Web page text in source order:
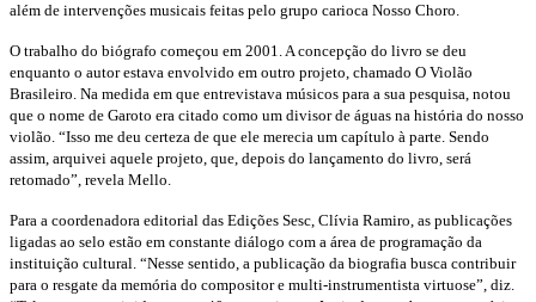
além de intervenções musicais feitas pelo grupo carioca Nosso Choro.
O trabalho do biógrafo começou em 2001. A concepção do livro se deu
enquanto o autor estava envolvido em outro projeto, chamado O Violão
Brasileiro. Na medida em que entrevistava músicos para a sua pesquisa, notou
que o nome de Garoto era citado como um divisor de águas na história do nosso
violão. “Isso me deu certeza de que ele merecia um capítulo à parte. Sendo
assim, arquivei aquele projeto, que, depois do lançamento do livro, será
retomado”, revela Mello.
Para a coordenadora editorial das Edições Sesc, Clívia Ramiro, as publicações
ligadas ao selo estão em constante diálogo com a área de programação da
instituição cultural. “Nesse sentido, a publicação da biografia busca contribuir
para o resgate da memória do compositor e multi-instrumentista virtuose”, diz.